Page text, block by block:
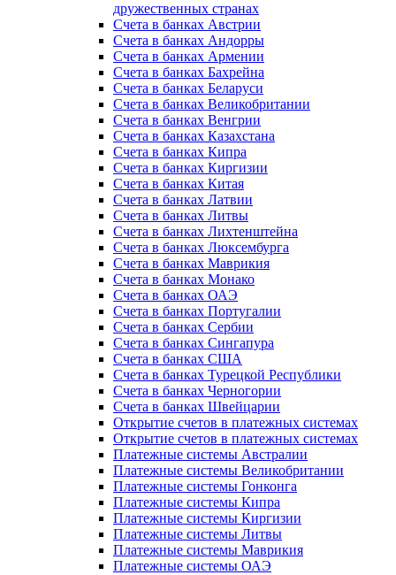
дружественных странах
Счета в банках Австрии
Счета в банках Андорры
Счета в банках Армении
Счета в банках Бахрейна
Счета в банках Беларуси
Счета в банках Великобритании
Счета в банках Венгрии
Счета в банках Казахстана
Счета в банках Кипра
Счета в банках Киргизии
Счета в банках Китая
Счета в банках Латвии
Счета в банках Литвы
Счета в банках Лихтенштейна
Счета в банках Люксембурга
Счета в банках Маврикия
Счета в банках Монако
Счета в банках ОАЭ
Счета в банках Португалии
Счета в банках Сербии
Счета в банках Сингапура
Счета в банках США
Счета в банках Турецкой Республики
Счета в банках Черногории
Счета в банках Швейцарии
Открытие счетов в платежных системах
Открытие счетов в платежных системах
Платежные системы Австралии
Платежные системы Великобритании
Платежные системы Гонконга
Платежные системы Кипра
Платежные системы Киргизии
Платежные системы Литвы
Платежные системы Маврикия
Платежные системы ОАЭ